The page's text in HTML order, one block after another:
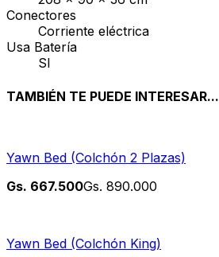
Conectores
Corriente eléctrica
Usa Batería
SI
TAMBIÉN TE PUEDE INTERESAR...
Yawn Bed (Colchón 2 Plazas)
Gs. 667.500Gs. 890.000
Yawn Bed (Colchón King)